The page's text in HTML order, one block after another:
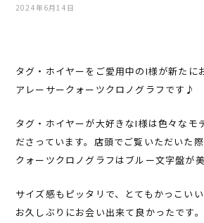
2024年6月14日
タグ・ホイヤーをご愛用中のI様が新たに
アレーサークォーツクロノグラフです♪
タグ・ホイヤーが大好きなI様は色々なモ
ださっています。店頭でご覧いただいた
クォーツクロノグラフはブルー文字盤が
サイズ感もピッタリで、とてもかっこい
お久しぶりにお会い出来て良かったです